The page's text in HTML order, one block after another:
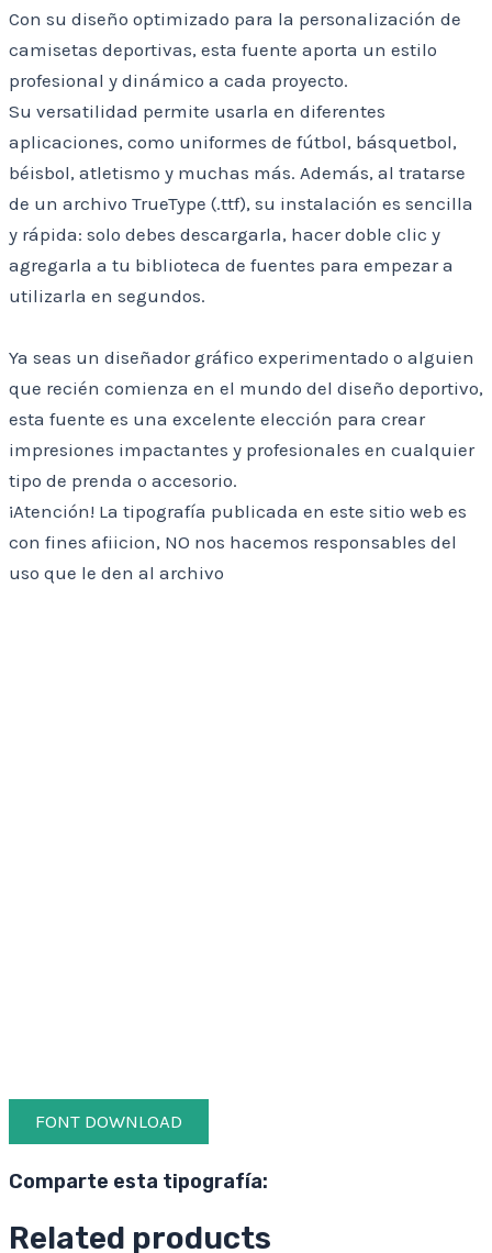
Con su diseño optimizado para la personalización de
camisetas deportivas, esta fuente aporta un estilo
profesional y dinámico a cada proyecto.
Su versatilidad permite usarla en diferentes
aplicaciones, como uniformes de fútbol, básquetbol,
béisbol, atletismo y muchas más. Además, al tratarse
de un archivo TrueType (.ttf), su instalación es sencilla
y rápida: solo debes descargarla, hacer doble clic y
agregarla a tu biblioteca de fuentes para empezar a
utilizarla en segundos.
Ya seas un diseñador gráfico experimentado o alguien
que recién comienza en el mundo del diseño deportivo,
esta fuente es una excelente elección para crear
impresiones impactantes y profesionales en cualquier
tipo de prenda o accesorio.
¡Atención! La tipografía publicada en este sitio web es
con fines afiicion, NO nos hacemos responsables del
uso que le den al archivo
FONT DOWNLOAD
Comparte esta tipografía:
Related products